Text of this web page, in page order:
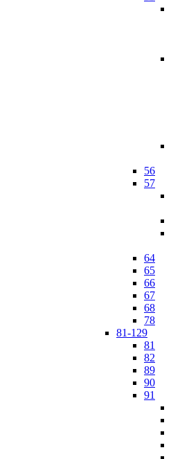
56
57
64
65
66
67
68
78
81-129
81
82
89
90
91